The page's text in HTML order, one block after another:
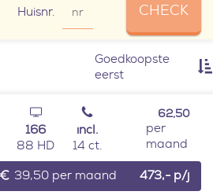
Huisnr. CHECK
Goedkoopste
eerst
166
88 HD
incl.
14 ct.
62,50
per
maand
39,50 per maand 473,- p/j